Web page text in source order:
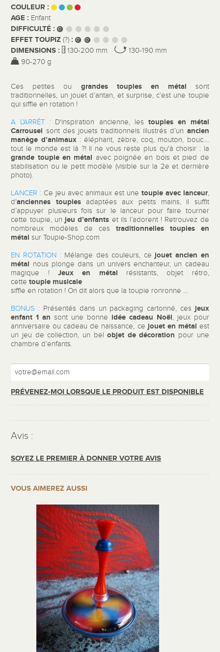
COULEUR :
AGE : Enfant
DIFFICULTÉ :
EFFET TOUPIZ(?) :
DIMENSIONS :
130-200 mm
130-190 mm
90-270 g
Ces petites ou grandes toupies en métal sont
traditionnelles, un jouet d’antan, et surprise, c’est une toupie
qui siffle en rotation !
A L'ARRÊT : D'inspiration ancienne, les toupies en métal
Carrousel sont des jouets traditionnels illustrés d’un ancien
manège d’animaux: éléphant, zèbre, coq, mouton, bouc....
tout le monde est là ?! Il ne vous reste plus qu'à choisir : la
grande toupie en métal avec poignée en bois et pied de
stabilisation ou le petit modèle (visible sur la 2e et dernière
photo).
LANCER : Ce jeu avec animaux est une toupie avec lanceur,
d'anciennes toupiesadaptées aux petits mains, il suffit
d’appuyer plusieurs fois sur le lanceur pour faire tourner
cette toupie, un jeu d’enfants et ils l’adorent ! Retrouvez de
nombreux modèles de ces traditionnelles toupies en
métal sur Toupie-Shop.com
EN ROTATION :Mélange des couleurs, ce jouet ancien en
métal nous plonge dans un univers enchanteur, un cadeau
magique !Jeux en métal résistants, objet rétro,
cettetoupie musicale
siffle en rotation ! On dit alors que la toupie ronronne ...
BONUS : Présentés dans un packaging cartonné, ces jeux
enfant 1 an sont une bonne idée cadeau Noël, jeux pour
anniversaire ou cadeau de naissance, ce jouet en métal est
un jeu de collection, un belobjet de décoration pour une
chambre d’enfants.
PRÉVENEZ-MOI LORSQUE LE PRODUIT EST DISPONIBLE
Avis :
SOYEZ LE PREMIER À DONNER VOTRE AVIS
VOUS AIMEREZ AUSSI